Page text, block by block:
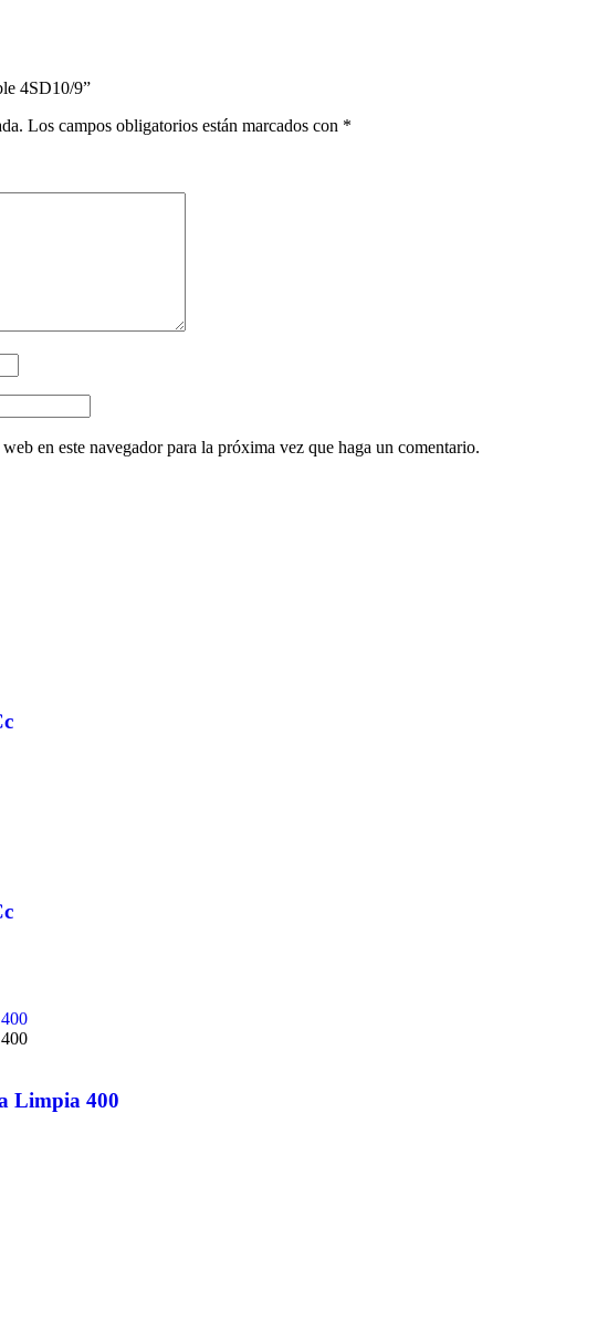
4SD10/9”
Los campos obligatorios están marcados con *
en este navegador para la próxima vez que haga un comentario.
Limpia 400